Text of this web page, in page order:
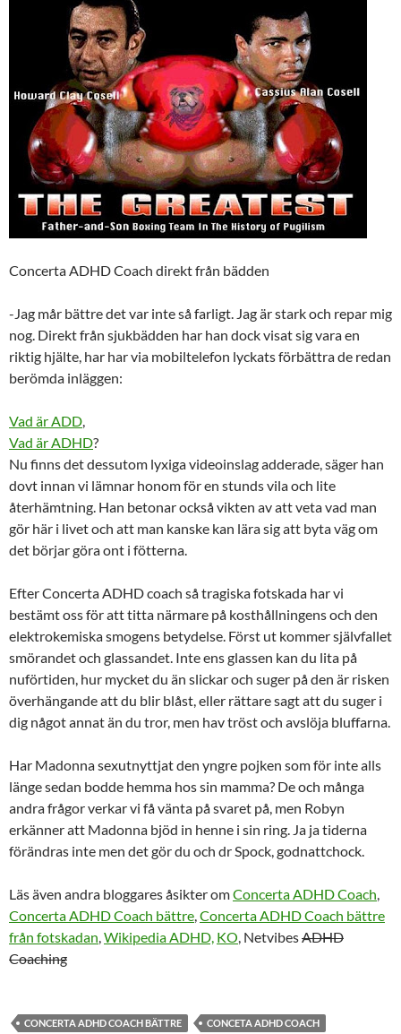
Concerta ADHD Coach direkt från bädden
-Jag mår bättre det var inte så farligt. Jag är stark och repar mig
nog. Direkt från sjukbädden har han dock visat sig vara en
riktig hjälte, har har via mobiltelefon lyckats förbättra de redan
berömda inläggen:
Vad är ADD,
Vad är ADHD?
Nu finns det dessutom lyxiga videoinslag adderade, säger han
dovt innan vi lämnar honom för en stunds vila och lite
återhämtning. Han betonar också vikten av att veta vad man
gör här i livet och att man kanske kan lära sig att byta väg om
det börjar göra ont i fötterna.
Efter Concerta ADHD coach så tragiska fotskada har vi
bestämt oss för att titta närmare på kosthållningens och den
elektrokemiska smogens betydelse. Först ut kommer självfallet
smörandet och glassandet. Inte ens glassen kan du lita på
nuförtiden, hur mycket du än slickar och suger på den är risken
överhängande att du blir blåst, eller rättare sagt att du suger i
dig något annat än du tror, men hav tröst och avslöja bluffarna.
Har Madonna sexutnyttjat den yngre pojken som för inte alls
länge sedan bodde hemma hos sin mamma? De och många
andra frågor verkar vi få vänta på svaret på, men Robyn
erkänner att Madonna bjöd in henne i sin ring. Ja ja tiderna
förändras inte men det gör du och dr Spock, godnattchock.
Läs även andra bloggares åsikter omConcerta ADHD Coach,
Concerta ADHD Coach bättre,Concerta ADHD Coach bättre
från fotskadan,Wikipedia ADHD, KO, NetvibesADHD
Coaching
CONCERTA ADHD COACH BÄTTRE CONCETA ADHD COACH